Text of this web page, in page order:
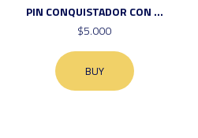
PIN CONQUISTADOR CON ...
$5.000
BUY